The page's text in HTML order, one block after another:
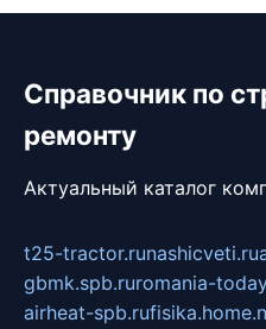
Справочник по
ремонту
Актуальный каталог
t25-tractor.runashicveti.ru
gbmk.spb.ruromania-
airheat-spb.ru